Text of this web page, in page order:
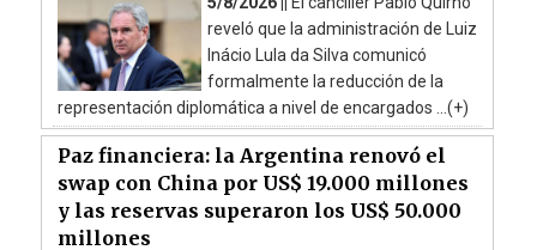
reveló que la administración de Luiz
Inácio Lula da Silva comunicó
formalmente la reducción de la
representación diplomática a nivel de encargados ...(+)
Paz financiera: la Argentina renovó el
swap con China por US$ 19.000 millones
y las reservas superaron los US$ 50.000
millones